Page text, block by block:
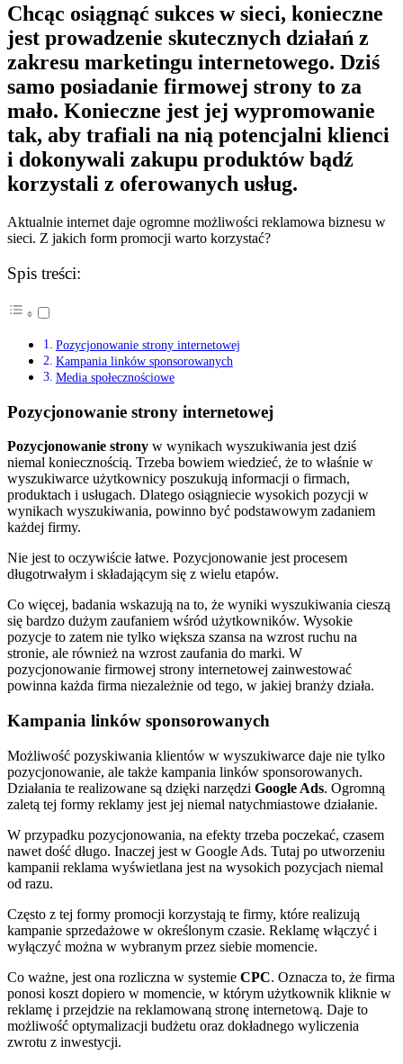
Chcąc osiągnąć sukces w sieci, konieczne
jest prowadzenie skutecznych działań z
zakresu marketingu internetowego. Dziś
samo posiadanie firmowej strony to za
mało. Konieczne jest jej wypromowanie
tak, aby trafiali na nią potencjalni klienci
i dokonywali zakupu produktów bądź
korzystali z oferowanych usług.
Aktualnie internet daje ogromne możliwości reklamowa biznesu w
sieci. Z jakich form promocji warto korzystać?
Spis treści:
Pozycjonowanie strony internetowej
Kampania linków sponsorowanych
Media społecznościowe
Pozycjonowanie strony internetowej
Pozycjonowanie strony w wynikach wyszukiwania jest dziś
niemal koniecznością. Trzeba bowiem wiedzieć, że to właśnie w
wyszukiwarce użytkownicy poszukują informacji o firmach,
produktach i usługach. Dlatego osiągniecie wysokich pozycji w
wynikach wyszukiwania, powinno być podstawowym zadaniem
każdej firmy.
Nie jest to oczywiście łatwe. Pozycjonowanie jest procesem
długotrwałym i składającym się z wielu etapów.
Co więcej, badania wskazują na to, że wyniki wyszukiwania cieszą
się bardzo dużym zaufaniem wśród użytkowników. Wysokie
pozycje to zatem nie tylko większa szansa na wzrost ruchu na
stronie, ale również na wzrost zaufania do marki. W
pozycjonowanie firmowej strony internetowej zainwestować
powinna każda firma niezależnie od tego, w jakiej branży działa.
Kampania linków sponsorowanych
Możliwość pozyskiwania klientów w wyszukiwarce daje nie tylko
pozycjonowanie, ale także kampania linków sponsorowanych.
Działania te realizowane są dzięki narzędzi Google Ads. Ogromną
zaletą tej formy reklamy jest jej niemal natychmiastowe działanie.
W przypadku pozycjonowania, na efekty trzeba poczekać, czasem
nawet dość długo. Inaczej jest w Google Ads. Tutaj po utworzeniu
kampanii reklama wyświetlana jest na wysokich pozycjach niemal
od razu.
Często z tej formy promocji korzystają te firmy, które realizują
kampanie sprzedażowe w określonym czasie. Reklamę włączyć i
wyłączyć można w wybranym przez siebie momencie.
Co ważne, jest ona rozliczna w systemie CPC. Oznacza to, że firma
ponosi koszt dopiero w momencie, w którym użytkownik kliknie w
reklamę i przejdzie na reklamowaną stronę internetową. Daje to
możliwość optymalizacji budżetu oraz dokładnego wyliczenia
zwrotu z inwestycji.